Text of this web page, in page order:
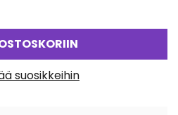
suosikkeihin